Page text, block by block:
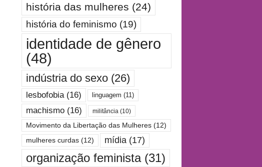
história das mulheres (24)
história do feminismo (19)
identidade de gênero
(48)
indústria do sexo(26)
lesbofobia(16) linguagem (11)
machismo(16) militância (10)
Movimento da Libertação das Mulheres(12)
mulheres curdas(12) mídia(17)
organização feminista(31)